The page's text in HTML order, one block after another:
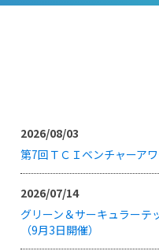
2026/08/03
第7回ＴＣＩベンチャーア
2026/07/14
グリーン＆サーキュラーテ
（9月3日開催）